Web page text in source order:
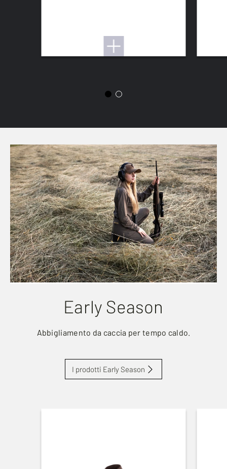
Early Season
Abbigliamento da caccia per tempo caldo.
I prodotti Early Season